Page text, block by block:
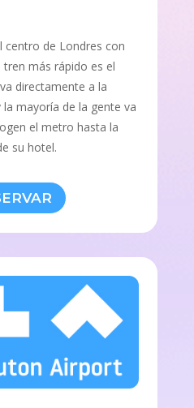
centro de Londres con
más rápido es el
directamente a la
mayoría de la gente va
el metro hasta la
su hotel.